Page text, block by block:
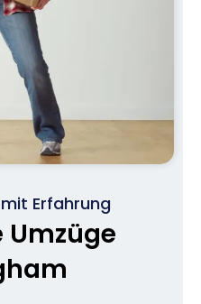
Erfahrung
Umzüge